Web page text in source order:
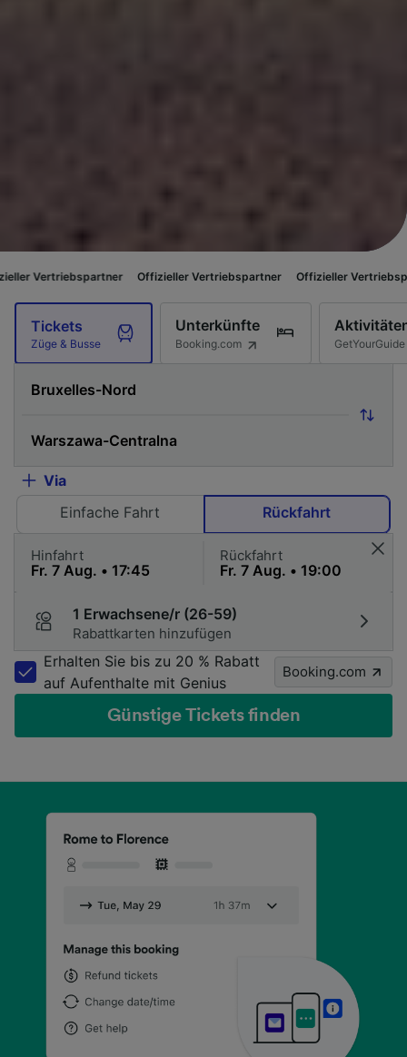
Offizieller Vertriebspartner Offizieller Vertriebspartner
Tickets
Züge & Busse
Unterkünfte
Booking.com GetYourGuide
Via
Einfache Fahrt
Rückfahrt
Hinfahrt Rückfahrt
1 Erwachsene/r (26-59)
Rabattkarten hinzufügen
Erhalten Sie bis zu 20 % Rabatt
auf Aufenthalte mit Genius
Booking.com
Günstige Tickets finden